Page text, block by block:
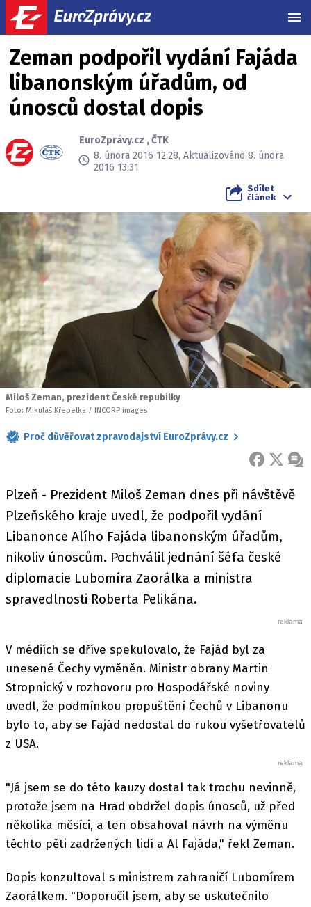
Zeman podpořil vydání Fajáda
libanonským úřadům, od
únosců dostal dopis
EuroZprávy.cz ,ČTK
8. února 2016 12:28, Aktualizováno 8. února
2016 13:31
Sdílet
článek
Miloš Zeman, prezident České repubilky
Foto: Mikuláš Křepelka / INCORP images
Proč důvěřovat zpravodajství EuroZprávy.cz
FACEBOOK
X
Plzeň - Prezident Miloš Zeman dnes při návštěvě
Plzeňského kraje uvedl, že podpořil vydání
Libanonce Alího Fajáda libanonským úřadům,
nikoliv únoscům. Pochválil jednání šéfa české
diplomacie Lubomíra Zaorálka a ministra
spravedlnosti Roberta Pelikána.
V médiích se dříve spekulovalo, že Fajád byl za
unesené Čechy vyměněn. Ministr obrany Martin
Stropnický v rozhovoru pro Hospodářské noviny
uvedl, že podmínkou propuštění Čechů v Libanonu
bylo to, aby se Fajád nedostal do rukou vyšetřovatelů
z USA.
"Já jsem se do této kauzy dostal tak trochu nevinně,
protože jsem na Hrad obdržel dopis únosců, už před
několika měsíci, a ten obsahoval návrh na výměnu
těchto pěti zadržených lidí a Al Fajáda," řekl Zeman.
Dopis konzultoval s ministrem zahraničí Lubomírem
Zaorálkem. "Doporučil jsem, aby se uskutečnilo